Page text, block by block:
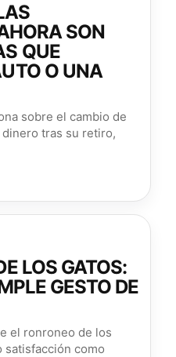
SON
QUE
O UNA
sobre el cambio de
tras su retiro,
LOS GATOS:
GESTO DE
el ronroneo de los
satisfacción como